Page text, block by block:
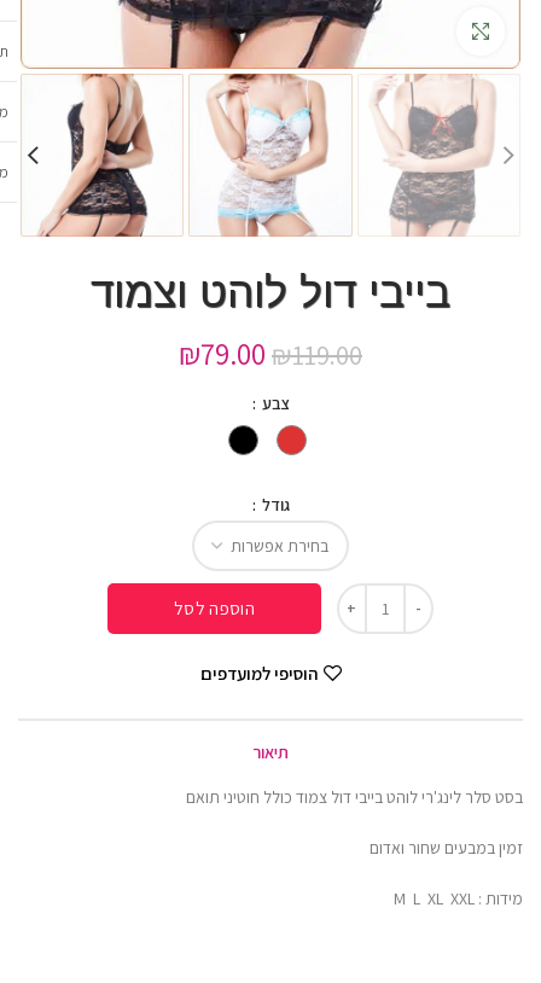
בייבי דול לוהט וצמוד
₪119.00
₪79.00
צבע
גודל
הוספה לסל
הוסיפי למועדפים
תיאור
בסט סלר לינג'רי לוהט בייבי דול צמוד כולל חוטיני תואם
זמין במבעים שחור ואדום
מידות : M L XL XXL